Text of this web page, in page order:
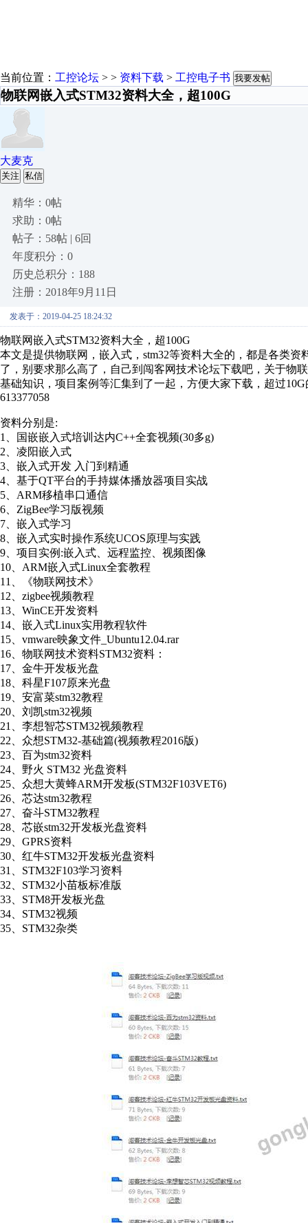
当前位置： 工控论坛 > > 资料下载 > 工控电子书 我要发帖
物联网嵌入式STM32资料大全，超100G
大麦克
关注 私信
精华：0帖
求助：0帖
帖子：58帖 | 6回
年度积分：0
历史总积分：188
注册：2018年9月11日
发表于：2019-04-25 18:24:32
物联网嵌入式STM32资料大全，超100G
本文是提供物联网，嵌入式， stm32等资料大全的，都是各类
了，别要求那么高了，自己到闯客网技术论坛下载吧，关于物
基础知识，项目案例等汇集到了一起，方便大家下载，超过
613377058
资料分别是:
1、
国嵌嵌入式培训达内C++全套视频(30多g)
2、 凌阳嵌入式
3、 嵌入式开发 入门到精通
4、 基于QT平台的手持媒体播放器项目实战
5、 ARM移植串口通信
6、 ZigBee学习版视频
7、 嵌入式学习
8、 嵌入式实时操作系统UCOS原理与实践
9、 项目实例 :嵌入式、远程监控、视频图像
10、 ARM嵌入式Linux全套教程
11、
《物联网技术》
12、 zigbee视频教程
13、 WinCE开发资料
14、 嵌入式Linux实用教程软件
15、 vmware映象文件_Ubuntu12.04.rar
16、 物联网技术资料STM32资料：
17、 金牛开发板光盘
18、 科星F107原来光盘
19、 安富菜stm32教程
20、 刘凯stm32视频
21、 李想智芯STM32视频教程
22、 众想STM32-基础篇(视频教程2016版)
23、 百为stm32资料
24、 野火 STM32 光盘资料
25、 众想大黄蜂ARM开发板(STM32F103VET6)
26、 芯达stm32教程
27、 奋斗STM32教程
28、 芯嵌stm32开发板光盘资料
29、 GPRS资料
30、 红牛STM32开发板光盘资料
31、 STM32F103学习资料
32、 STM32小苗板标准版
33、 STM8开发板光盘
34、 STM32视频
35、 STM32杂类